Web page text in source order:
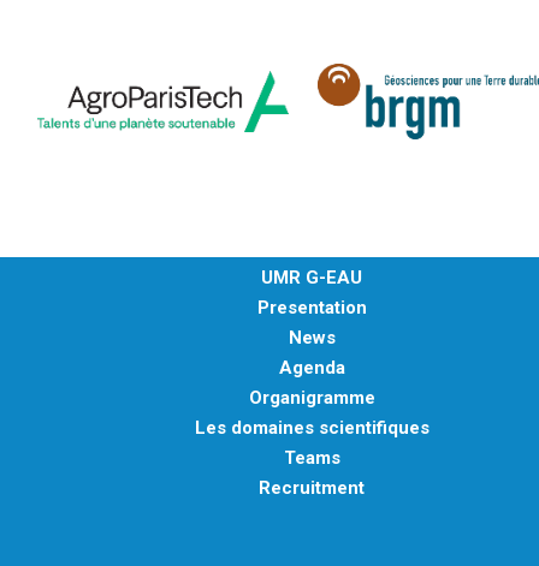
UMR G-EAU
Presentation
News
Agenda
Organigramme
Les domaines scientifiques
Teams
Recruitment